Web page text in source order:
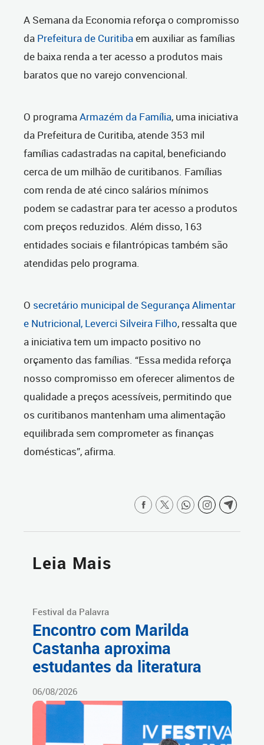
A Semana da Economia reforça o compromisso
da Prefeitura de Curitibaem auxiliar as famílias
de baixa renda a ter acesso a produtos mais
baratos que no varejo convencional.
O programaArmazém da Família, uma iniciativa
da Prefeitura de Curitiba, atende 353 mil
famílias cadastradas na capital, beneficiando
cerca de um milhão de curitibanos. Famílias
com renda de até cinco salários mínimos
podem se cadastrar para ter acesso a produtos
com preços reduzidos. Além disso, 163
entidades sociais e filantrópicas também são
atendidas pelo programa.
O secretário municipal de Segurança Alimentar
e Nutricional, Leverci Silveira Filho, ressalta que
a iniciativa tem um impacto positivo no
orçamento das famílias. “Essa medida reforça
nosso compromisso em oferecer alimentos de
qualidade a preços acessíveis, permitindo que
os curitibanos mantenham uma alimentação
equilibrada sem comprometer as finanças
domésticas”, afirma.
Leia Mais
Festival da Palavra
Encontro com Marilda
Castanha aproxima
estudantes da literatura
06/08/2026